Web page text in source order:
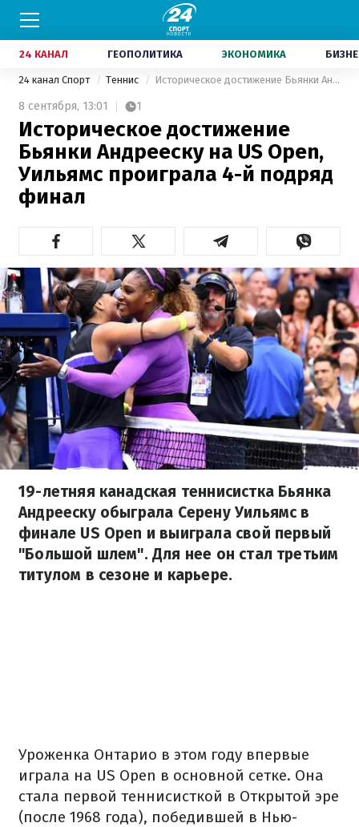
24 КАНАЛ ГЕОПОЛИТИКА ЭКОНОМИКА
24 канал Спорт Теннис Историческое достижение Бьянки Андрееску на US Open, Уильямс проиграла 4-й подряд финал
8 сентября, 13:01 1
Историческое достижение
Бьянки Андрееску на US Open,
Уильямс проиграла 4-й подряд
финал
19-летняя канадская теннисистка Бьянка
Андрееску обыграла Серену Уильямс в
финале US Open и выиграла свой первый
"Большой шлем". Для нее он стал третьим
титулом в сезоне и карьере.
Уроженка Онтарио в этом году впервые
играла на US Open в основной сетке. Она
стала первой теннисисткой в Открытой эре
(после 1968 года), победившей в Нью-